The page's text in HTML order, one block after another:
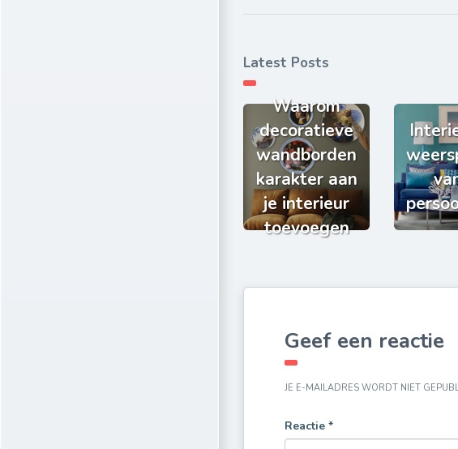
Latest Posts
Waarom
decoratieve
wandborden
karakter aan
je interieur
toevoegen
Geef een reactie
JE E-MAILADRES WORDT NIET
Reactie *